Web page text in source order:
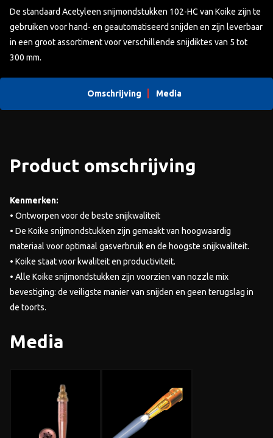
De standaard Acetyleen snijmondstukken 102-HC van Koike zijn te
gebruiken voor hand- en geautomatiseerd snijden en zijn leverbaar
in een groot assortiment voor verschillende snijdiktes van 5 tot
300 mm.
Omschrijving Media
Product omschrijving
Kenmerken:
• Ontworpen voor de beste snijkwaliteit
• De Koike snijmondstukken zijn gemaakt van hoogwaardig
materiaal voor optimaal gasverbruik en de hoogste snijkwaliteit.
• Koike staat voor kwaliteit en productiviteit.
• Alle Koike snijmondstukken zijn voorzien van nozzle mix
bevestiging: de veiligste manier van snijden en geen terugslag in
de toorts.
Media